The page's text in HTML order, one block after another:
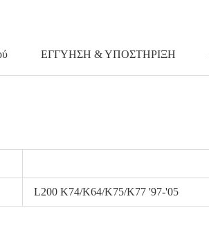
ΕΓΓΥΗΣΗ & ΥΠΟΣΤΗΡΙΞΗ
L200 K74/K64/K75/K77 '97-'05